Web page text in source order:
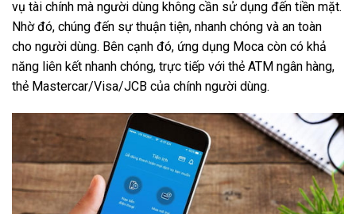
vụ tài chính mà người dùng không cần sử dụng đến tiền mặt.
Nhờ đó, chúng đến sự thuận tiện, nhanh chóng và an toàn
cho người dùng. Bên cạnh đó, ứng dụng Moca còn có khả
năng liên kết nhanh chóng, trực tiếp với thẻ ATM ngân hàng,
thẻ Mastercar/Visa/JCB của chính người dùng.